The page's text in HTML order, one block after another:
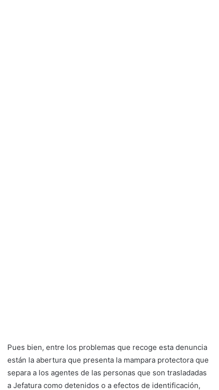
Pues bien, entre los problemas que recoge esta denuncia
están la abertura que presenta la mampara protectora que
separa a los agentes de las personas que son trasladadas
a Jefatura como detenidos o a efectos de identificación,